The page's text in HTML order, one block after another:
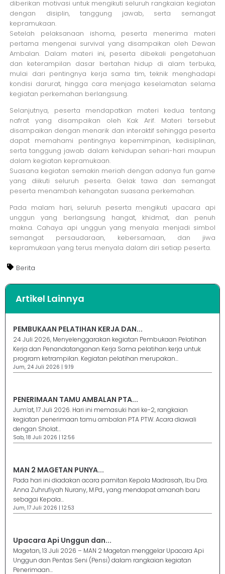
diberikan motivasi untuk mengikuti seluruh rangkaian kegiatan
dengan disiplin, tanggung jawab, serta semangat
kepramukaan.
Setelah pelaksanaan ishoma, peserta menerima materi
pertama mengenai survival yang disampaikan oleh Dewan
Ambalan. Dalam materi ini, peserta dibekali pengetahuan
dan keterampilan dasar bertahan hidup di alam terbuka,
mulai dari pentingnya kerja sama tim, teknik menghadapi
kondisi darurat, hingga cara menjaga keselamatan selama
kegiatan perkemahan berlangsung.
Selanjutnya, peserta mendapatkan materi kedua tentang
nafrat yang disampaikan oleh Kak Arif. Materi tersebut
disampaikan dengan menarik dan interaktif sehingga peserta
dapat memahami pentingnya kepemimpinan, kedisiplinan,
serta tanggung jawab dalam kehidupan sehari-hari maupun
dalam kegiatan kepramukaan.
Suasana kegiatan semakin meriah dengan adanya fun game
yang diikuti seluruh peserta. Gelak tawa dan semangat
peserta menambah kehangatan suasana perkemahan.
Pada malam hari, seluruh peserta mengikuti upacara api
unggun yang berlangsung hangat, khidmat, dan penuh
makna. Cahaya api unggun yang menyala menjadi simbol
semangat persaudaraan, kebersamaan, dan jiwa
kepramukaan yang terus menyala dalam diri setiap peserta.
Berita
Artikel Lainnya
PEMBUKAAN PELATIHAN KERJA DAN...
24 Juli 2026, Menyelenggarakan kegiatan Pembukaan Pelatihan
Kerja dan Penandatanganan Kerja Sama pelatihan kerja untuk
program ketrampilan. Kegiatan pelatihan merupakan...
Jum, 24 Juli 2026 | 9:19
PENERIMAAN TAMU AMBALAN PTA...
Jum’at, 17 Juli 2026. Hari ini memasuki hari ke-2, rangkaian
kegiatan penerimaan tamu ambalan PTA PTW. Acara diawali
dengan Sholat...
Sab, 18 Juli 2026 | 12:56
MAN 2 MAGETAN PUNYA...
Pada hari ini diadakan acara pamitan Kepala Madrasah, Ibu Dra.
Anna Zuhrufiyah Nurany, M.Pd., yang mendapat amanah baru
sebagai Kepala...
Jum, 17 Juli 2026 | 12:53
Upacara Api Unggun dan...
Magetan, 13 Juli 2026 – MAN 2 Magetan menggelar Upacara Api
Unggun dan Pentas Seni (Pensi) dalam rangkaian kegiatan
Penerimaan...